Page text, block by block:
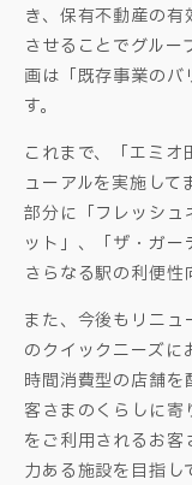
き、保有不動産の
させることでグル
画は「既存事業のバ
す。
これまで、「エミ
ューアルを実施し
部分に「フレッシュ
ット」、「ザ・ガー
さらなる駅の利便性
また、今後もリニュ
のクイックニーズに
時間消費型の店舗を
客さまのくらしに寄
をご利用されるお客
力ある施設を目指し